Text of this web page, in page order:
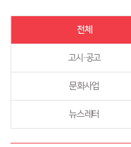
전체
고시·공고
문화사업
뉴스레터